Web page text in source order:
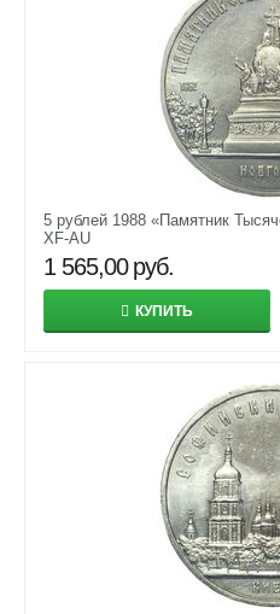
5 рублей 1988 «Памятник
XF-AU
1 565,00 руб.
КУПИТЬ